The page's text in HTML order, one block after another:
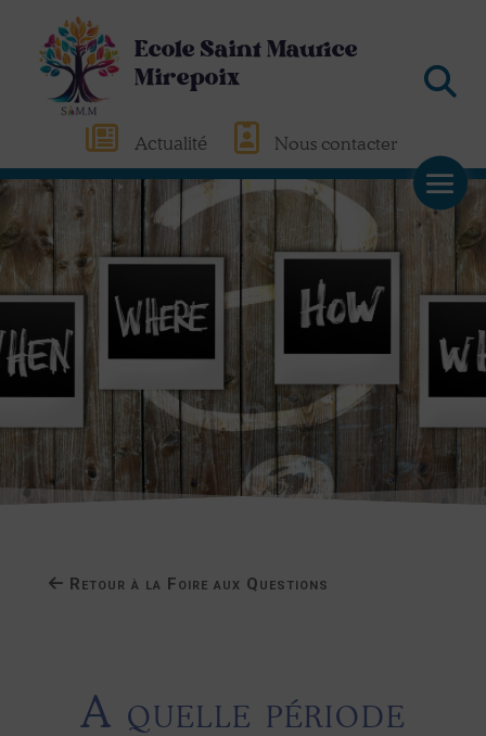
Ecole Saint Maurice
Mirepoix
Actualité Nous contacter
Retour à la Foire aux Questions
A quelle période